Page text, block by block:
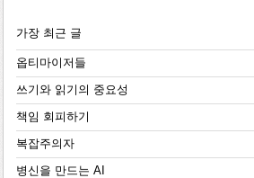
가장 최근 글
옵티마이저들
쓰기와 읽기의 중요성
책임 회피하기
복잡주의자
병신을 만드는 AI